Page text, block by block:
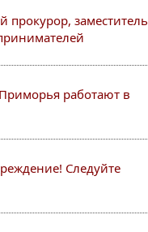
прокурор, заместитель
работают в
Следуйте